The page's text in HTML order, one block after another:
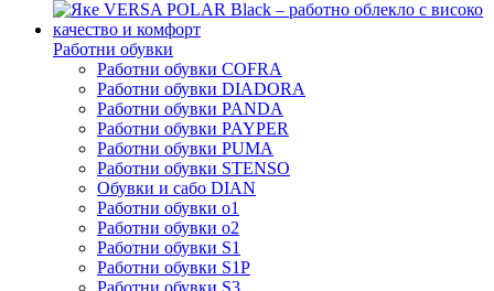
Работни обувки
Работни обувки COFRA
Работни обувки DIADORA
Работни обувки PANDA
Работни обувки PAYPER
Работни обувки PUMA
Работни обувки STENSO
Обувки и сабо DIAN
Работни обувки o1
Работни обувки o2
Работни обувки S1
Работни обувки S1P
Работни обувки S3